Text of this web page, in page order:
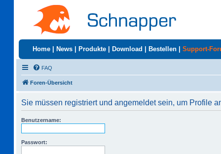
Home News Produkte Download Bestellen Support-
FAQ
Foren-Übersicht
Sie müssen registriert und angemeldet sein, um Profile
Benutzername:
Passwort: